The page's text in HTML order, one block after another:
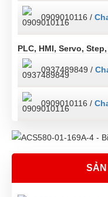
0909010116 /
PLC, HMI, Servo,
0937489849 /
0909010116 /